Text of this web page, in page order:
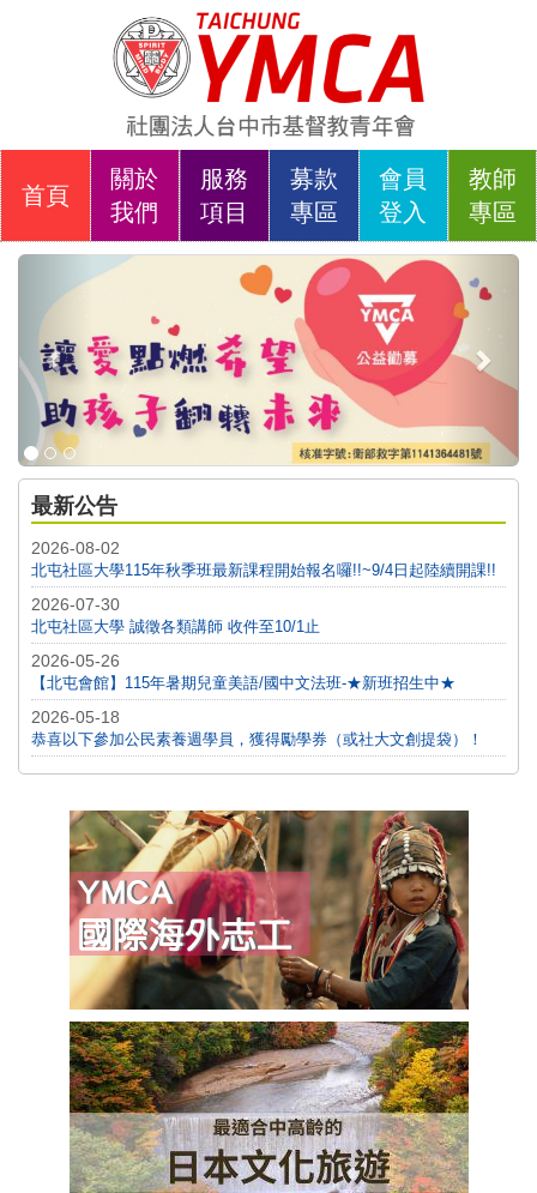
首頁
關於
我們
服務
項目
募款
專區
會員
登入
教師
專區
Previous
最新公告
2026-08-02
北屯社區大學115年秋季班最新課程開始報名囉!!~9/4日起陸續開課!!
2026-07-30
北屯社區大學 誠徵各類講師 收件至10/1止
2026-05-26
【北屯會館】115年暑期兒童美語/國中文法班-★新班招生中★
2026-05-18
恭喜以下參加公民素養週學員，獲得勵學券（或社大文創提袋）！